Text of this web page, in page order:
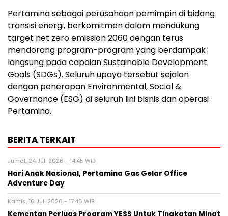
Pertamina sebagai perusahaan pemimpin di bidang
transisi energi, berkomitmen dalam mendukung
target net zero emission 2060 dengan terus
mendorong program-program yang berdampak
langsung pada capaian Sustainable Development
Goals (SDGs). Seluruh upaya tersebut sejalan
dengan penerapan Environmental, Social &
Governance (ESG) di seluruh lini bisnis dan operasi
Pertamina.
BERITA TERKAIT
Jumat, 24 Juli 2026 - 14:45 WIB
Hari Anak Nasional, Pertamina Gas Gelar Office
Adventure Day
Kamis, 16 Juli 2026 - 17:46 WIB